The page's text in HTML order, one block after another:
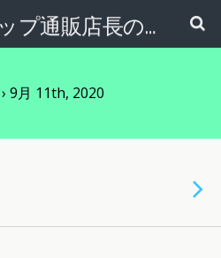
テニスショップ通販店長のブログ＠テニスショップLAFINO 西山克久
9月 11th, 2020